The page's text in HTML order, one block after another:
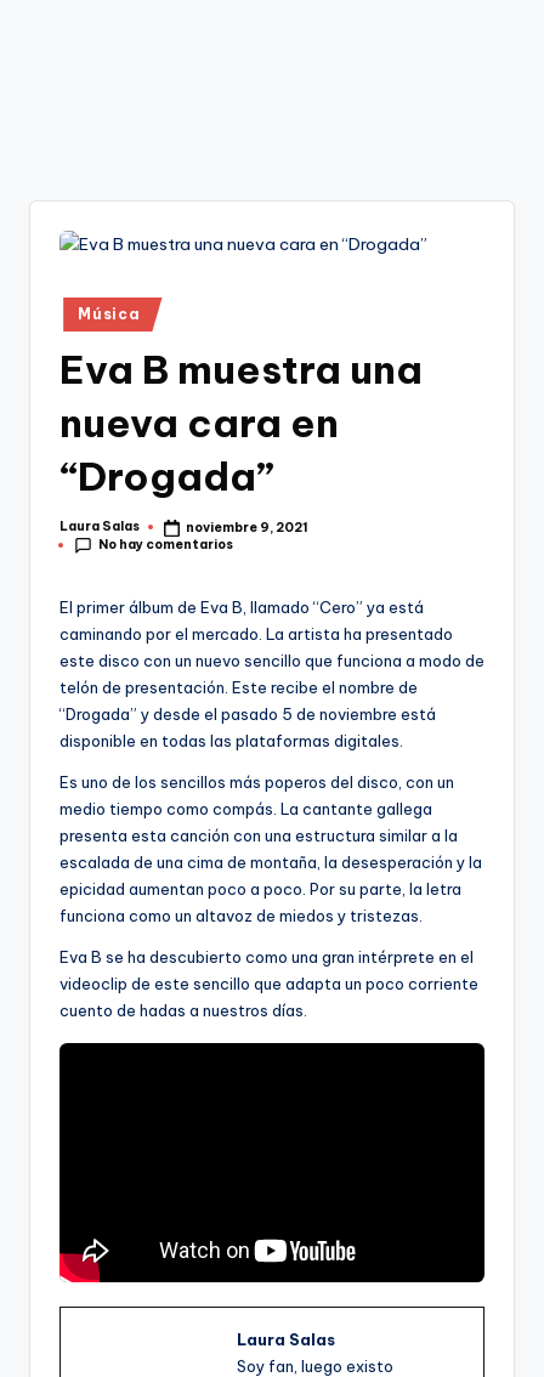
Publicado
en
Música
Eva B muestra una
nueva cara en
“Drogada”
Publicado
por
Laura Salas
noviembre 9, 2021
No hay comentarios
El primer álbum de Eva B, llamado “Cero” ya está
caminando por el mercado. La artista ha presentado
este disco con un nuevo sencillo que funciona a modo de
telón de presentación. Este recibe el nombre de
“Drogada” y desde el pasado 5 de noviembre está
disponible en todas las plataformas digitales.
Es uno de los sencillos más poperos del disco, con un
medio tiempo como compás. La cantante gallega
presenta esta canción con una estructura similar a la
escalada de una cima de montaña, la desesperación y la
epicidad aumentan poco a poco. Por su parte, la letra
funciona como un altavoz de miedos y tristezas.
Eva B se ha descubierto como una gran intérprete en el
videoclip de este sencillo que adapta un poco corriente
cuento de hadas a nuestros días.
Laura Salas
Soy fan, luego existo